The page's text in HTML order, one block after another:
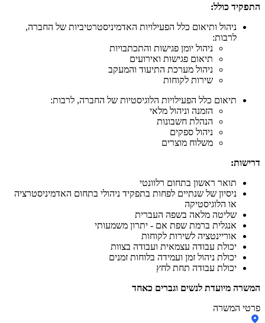
התפקיד כולל:
ניהול ותיאום כלל הפעילויות האדמיניסטרטיביות של החברה,
לרבות:
ניהול יומן פגישות והתכתבויות
תיאום פגישות ואירועים
ניהול מערכת התיעוד והמעקב
שירות לקוחות
תיאום כלל הפעילויות הלוגיסטיות של החברה, לרבות:
הזמנה וניהול מלאי
הנהלת חשבונות
ניהול ספקים
משלוח מוצרים
דרישות:
תואר ראשון בתחום רלוונטי
ניסיון של שנתיים לפחות בתפקיד ניהולי בתחום האדמיניסטרציה
או הלוגיסטיקה
שליטה מלאה בשפה העברית
אנגלית ברמת שפת אם - יתרון משמעותי
אוריינטציה לשירות לקוחות
יכולת עבודה עצמאית ועבודה בצוות
יכולת ניהול זמן ועמידה בלוחות זמנים
יכולת עבודה תחת לחץ
המשרה מיועדת לנשים וגברים כאחד
פרטי המשרה